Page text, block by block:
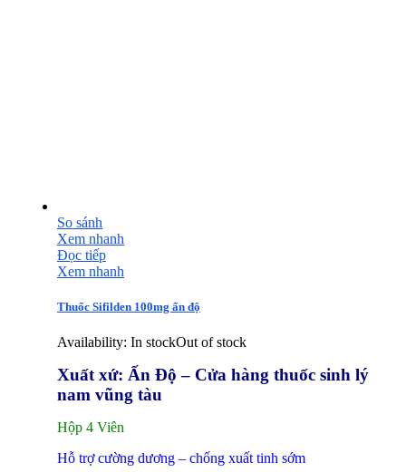
So sánh
Xem nhanh
Đọc tiếp
Xem nhanh
Thuốc Sifilden 100mg ấn độ
Availability: In stockOut of stock
Xuất xứ: Ấn Độ – Cửa hàng thuốc sinh lý
nam vũng tàu
Hộp 4 Viên
Hỗ trợ cường dương – chống xuất tinh sớm